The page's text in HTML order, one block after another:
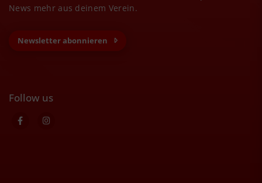
News mehr aus deinem Verein.
Newsletter abonnieren
Follow us